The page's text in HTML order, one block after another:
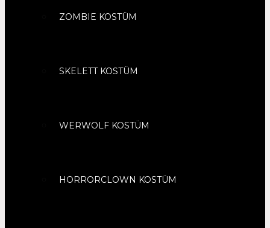
ZOMBIE KOSTÜM
SKELETT KOSTÜM
WERWOLF KOSTÜM
HORRORCLOWN KOSTÜM